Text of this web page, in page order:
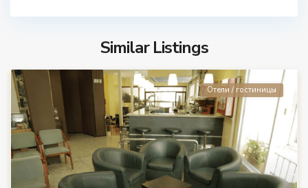
Similar Listings
Отели / гостиницы